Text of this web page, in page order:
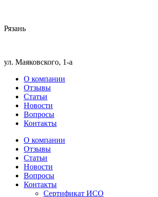
Рязань
ул. Маяковского, 1-а
О компании
Отзывы
Статьи
Новости
Вопросы
Контакты
О компании
Отзывы
Статьи
Новости
Вопросы
Контакты
Сертификат ИСО